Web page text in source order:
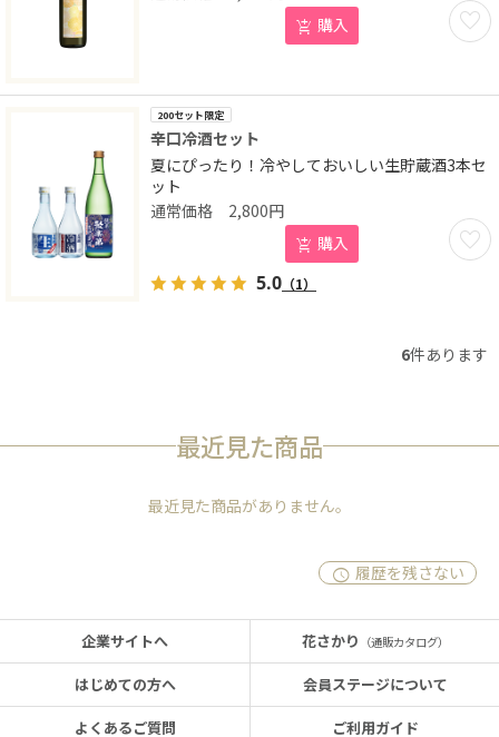
お気
購入
200セット限定
辛口冷酒セット
夏にぴったり！冷やしておいしい生貯蔵酒3本セ
ット
お気
2,800円
購入
5.0 （1）
6件あります
最近見た商品
最近見た商品がありません。
履歴を残さない
企業サイトへ
はじめての方へ
よくあるご質問
花さかり （通販カタログ）
会員ステージについて
ご利用ガイド